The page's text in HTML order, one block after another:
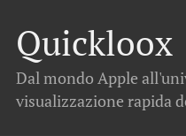
Quickloox
Dal mondo Apple
visualizzazione rapida